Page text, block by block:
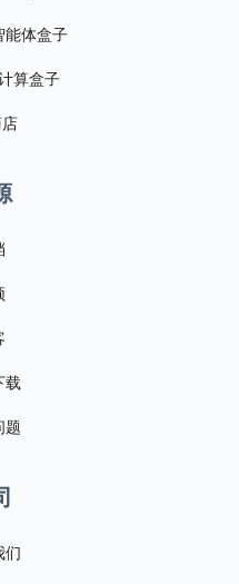
能体盒子
算盒子
载
题
们